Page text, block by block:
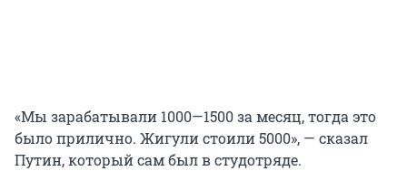
«Мы зарабатывали 1000—1500 за месяц, тогда это
было прилично. Жигули стоили 5000», — сказал
Путин, который сам был в студотряде.